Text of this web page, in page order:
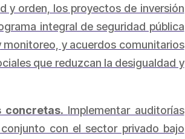
y orden, los proyectos de inversión
integral de seguridad pública
y acuerdos comunitarios
que reduzcan la desigualdad y
concretas. Implementar auditorías
con el sector privado bajo